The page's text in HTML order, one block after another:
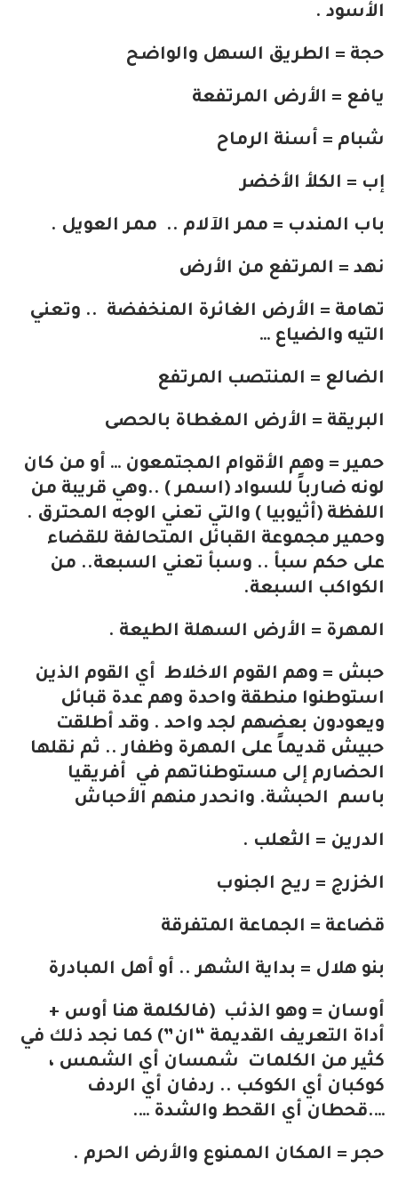
الأسود .
حجة = الطريق السهل والواضح
يافع = الأرض المرتفعة
شبام = أسنة الرماح
إب = الكلأ الأخضر
باب المندب = ممر الآلام .. ممر العويل .
نهد = المرتفع من الأرض
تهامة = الأرض الغائرة المنخفضة .. وتعني
التيه والضياع …
الضالع = المنتصب المرتفع
البريقة = الأرض المغطاة بالحصى
حمير = وهم الأقوام المجتمعون … أو من كان
لونه ضارباً للسواد (اسمر ) ..وهي قريبة من
اللفظة (أثيوبيا ) والتي تعني الوجه المحترق .
وحمير مجموعة القبائل المتحالفة للقضاء
على حكم سبأ .. وسبأ تعني السبعة.. من
الكواكب السبعة.
المهرة = الأرض السهلة الطيعة .
حبش = وهم القوم الاخلاط أي القوم الذين
استوطنوا منطقة واحدة وهم عدة قبائل
ويعودون بعضهم لجد واحد . وقد أطلقت
حبيش قديماً على المهرة وظفار .. ثم نقلها
الحضارم إلى مستوطناتهم في أفريقيا
باسم الحبشة. وانحدر منهم الأحباش
الدرين = الثعلب .
الخزرج = ريح الجنوب
قضاعة = الجماعة المتفرقة
بنو هلال = بداية الشهر .. أو أهل المبادرة
أوسان = وهو الذئب (فالكلمة هنا أوس +
أداة التعريف القديمة “ان”) كما نجد ذلك في
كثير من الكلمات شمسان أي الشمس ،
كوكبان أي الكوكب .. ردفان أي الردف
….قحطان أي القحط والشدة ….
حجر = المكان الممنوع والأرض الحرم .